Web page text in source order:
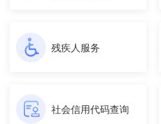
残疾人服务
社会信用代码查询